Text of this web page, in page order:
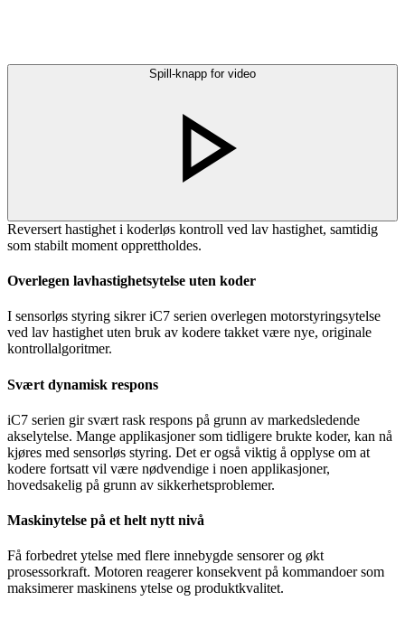
Spill-knapp for video
Reversert hastighet i koderløs kontroll ved lav hastighet, samtidig
som stabilt moment opprettholdes.
Overlegen lavhastighetsytelse uten koder
I sensorløs styring sikrer iC7 serien overlegen motorstyringsytelse
ved lav hastighet uten bruk av kodere takket være nye, originale
kontrollalgoritmer.
Svært dynamisk respons
iC7 serien gir svært rask respons på grunn av markedsledende
akselytelse. Mange applikasjoner som tidligere brukte koder, kan nå
kjøres med sensorløs styring. Det er også viktig å opplyse om at
kodere fortsatt vil være nødvendige i noen applikasjoner,
hovedsakelig på grunn av sikkerhetsproblemer.
Maskinytelse på et helt nytt nivå
Få forbedret ytelse med flere innebygde sensorer og økt
prosessorkraft. Motoren reagerer konsekvent på kommandoer som
maksimerer maskinens ytelse og produktkvalitet.